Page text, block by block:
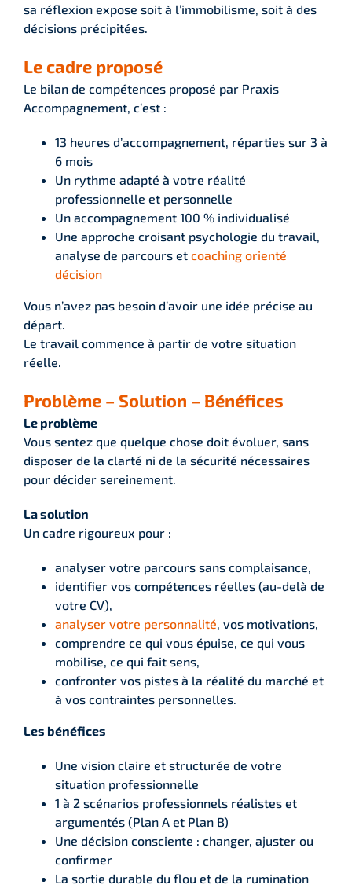
sa réflexion expose soit à l’immobilisme, soit à des
décisions précipitées.
Le cadre proposé
Le bilan de compétences proposé par Praxis
Accompagnement, c’est :
13 heures d’accompagnement, réparties sur 3 à
6 mois
Un rythme adapté à votre réalité
professionnelle et personnelle
Un accompagnement 100 % individualisé
Une approche croisant psychologie du travail,
analyse de parcours et coaching orienté
décision
Vous n’avez pas besoin d’avoir une idée précise au
départ.
Le travail commence à partir de votre situation
réelle.
Problème – Solution – Bénéfices
Le problème
Vous sentez que quelque chose doit évoluer, sans
disposer de la clarté ni de la sécurité nécessaires
pour décider sereinement.
La solution
Un cadre rigoureux pour :
analyser votre parcours sans complaisance,
identifier vos compétences réelles (au-delà de
votre CV),
analyser votre personnalité , vos motivations,
comprendre ce qui vous épuise, ce qui vous
mobilise, ce qui fait sens,
confronter vos pistes à la réalité du marché et
à vos contraintes personnelles.
Les bénéfices
Une vision claire et structurée de votre
situation professionnelle
1 à 2 scénarios professionnels réalistes et
argumentés (Plan A et Plan B)
Une décision consciente : changer, ajuster ou
confirmer
La sortie durable du flou et de la rumination